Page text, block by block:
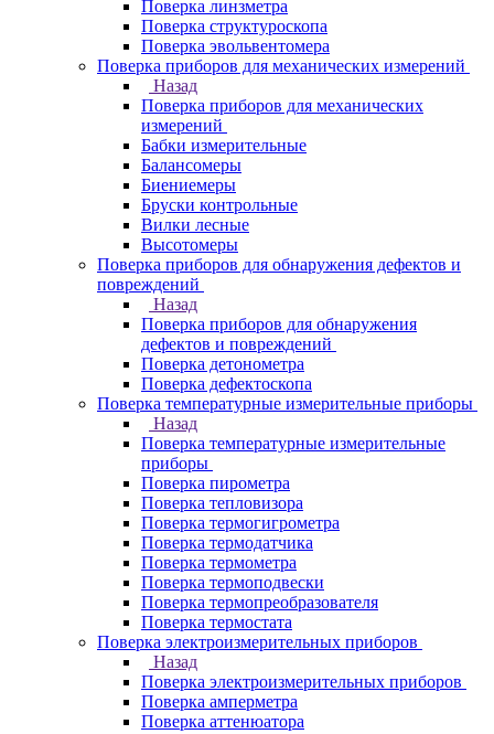
Поверка линзметра
Поверка структуроскопа
Поверка эвольвентомера
Поверка приборов для механических измерений
Назад
Поверка приборов для механических
измерений
Бабки измерительные
Балансомеры
Биениемеры
Бруски контрольные
Вилки лесные
Высотомеры
Поверка приборов для обнаружения дефектов и
повреждений
Назад
Поверка приборов для обнаружения
дефектов и повреждений
Поверка детонометра
Поверка дефектоскопа
Поверка температурные измерительные приборы
Назад
Поверка температурные измерительные
приборы
Поверка пирометра
Поверка тепловизора
Поверка термогигрометра
Поверка термодатчика
Поверка термометра
Поверка термоподвески
Поверка термопреобразователя
Поверка термостата
Поверка электроизмерительных приборов
Назад
Поверка электроизмерительных приборов
Поверка амперметра
Поверка аттенюатора